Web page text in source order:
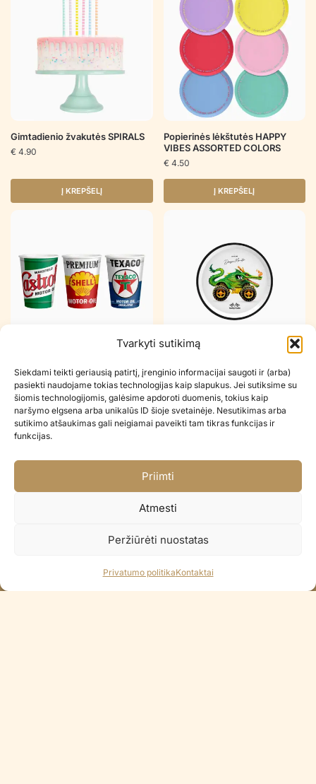
Tvarkyti sutikimą
Siekdami teikti geriausią patirtį, įrenginio informacijai saugoti ir (arba)
pasiekti naudojame tokias technologijas kaip slapukus. Jei sutiksime su
šiomis technologijomis, galėsime apdoroti duomenis, tokius kaip
naršymo elgsena arba unikalūs ID šioje svetainėje. Nesutikimas arba
sutikimo atšaukimas gali neigiamai paveikti tam tikras funkcijas ir
funkcijas.
Priimti
Atmesti
Peržiūrėti nuostatas
Privatumo politikaKontaktai
Gimtadienio žvakutės SPIRALS
€ 4.90
Į KREPŠELĮ
Popierinės lėkštutės HAPPY
VIBES ASSORTED COLORS
€ 4.50
Į KREPŠELĮ
Popieriniai puodeliai DRAGON
MONSTER
€3.90
Į KREPŠELĮ
Popierinės lėkštutės DRAGON
MONSTER
€3.90
Į KREPŠELĮ
Greitas pristatymas visoje Lietuvoje
Paprastas pinigų grąžinimas
14 dienų pinigų grąžinimo garantija
100% Saugus atsiskaitymas